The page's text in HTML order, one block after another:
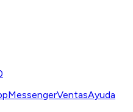
MessengerVentasAyuda